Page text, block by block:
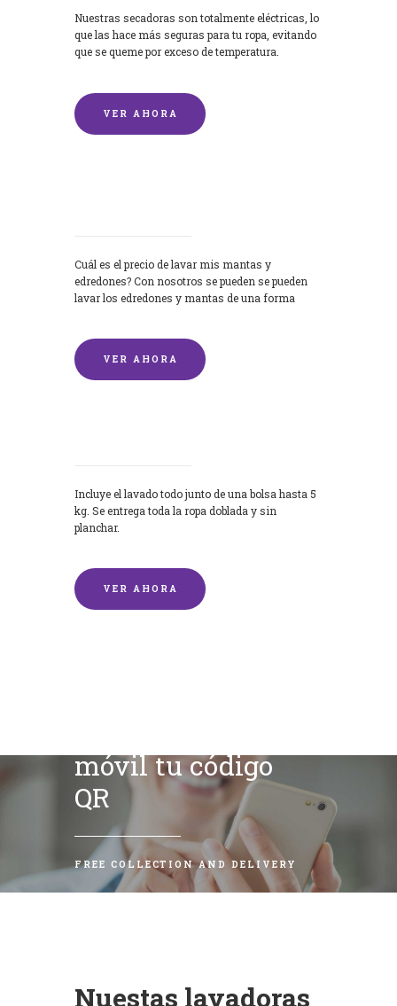
Nuestras secadoras son totalmente eléctricas, lo
que las hace más seguras para tu ropa, evitando
que se queme por exceso de temperatura.
VER AHORA
Cuál es el precio de lavar mis mantas y
edredones? Con nosotros se pueden se pueden
lavar los edredones y mantas de una forma
VER AHORA
Incluye el lavado todo junto de una bolsa hasta 5
kg. Se entrega toda la ropa doblada y sin
planchar.
VER AHORA
móvil tu código
QR
FREE COLLECTION AND DELIVERY
Nuestas lavadoras